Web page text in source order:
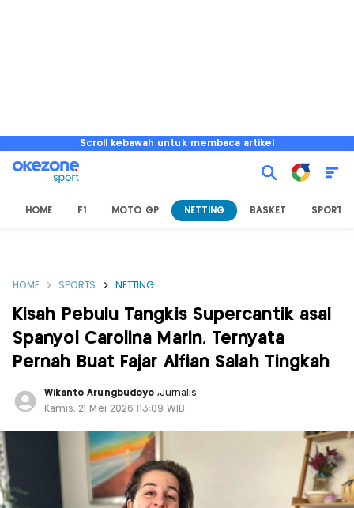
Scroll kebawah untuk membaca artikel
HOME F1 MOTO GP NETTING BASKET SPORT
HOME SPORTS NETTING
Kisah Pebulu Tangkis Supercantik asal
Spanyol Carolina Marin, Ternyata
Pernah Buat Fajar Alfian Salah Tingkah
Wikanto Arungbudoyo ,Jurnalis
Kamis, 21 Mei 2026 |13:09 WIB